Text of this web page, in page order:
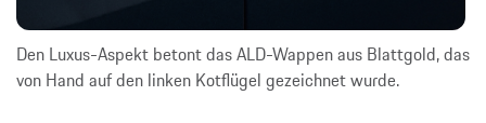
Den Luxus-Aspekt betont das ALD-Wappen aus Blattgold, das
von Hand auf den linken Kotflügel gezeichnet wurde.